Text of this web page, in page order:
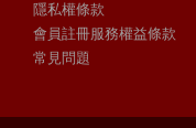
隱私權條款
會員註冊服務權益條款
常見問題